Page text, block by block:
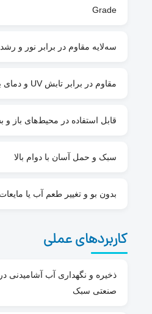
Grade
سه‌لایه مقاوم در برابر نور و
مقاوم در برابر تابش UV و دمای بالا و پایین
قابل استفاده در محیط‌های باز و
سبک و حمل آسان با دوام بالا
بدون بو و تغییر طعم آب یا
کاربردهای عملی
ذخیره و نگهداری آب آشامیدنی
صنعتی سبک